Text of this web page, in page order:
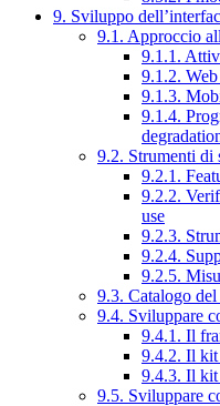
9. Sviluppo
9.1. Approccio
9.1.1.
9.1.2.
9.1.3.
9.1.4.
9.2. Strumenti di
9.2.1.
9.2.2.
use
9.2.3.
9.2.4.
9.2.5.
9.3. Catalogo
9.4. Sviluppare
9.4.1. Il
9.4.2. Il
9.4.3. Il
9.5. Sviluppare